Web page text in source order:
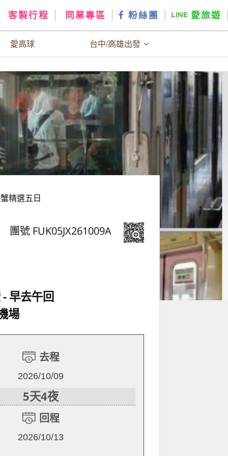
客製行程 同業專區 粉絲團 愛旅遊
愛高球 台中/高雄出發
精選五日
團號 FUK05JX261009A
早去午回
場
去程
2026/10/09
5天4夜
回程
2026/10/13